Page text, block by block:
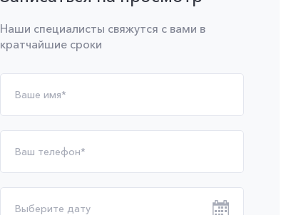
Наши специалисты свяжутся с вами в
кратчайшие сроки